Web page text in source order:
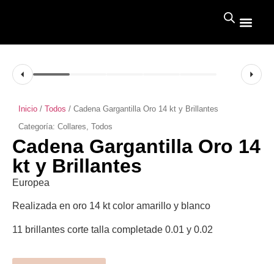
Inicio / Todos / Cadena Gargantilla Oro 14 kt y Brillantes
Categoría: Collares, Todos
Cadena Gargantilla Oro 14
kt y Brillantes
Europea
Realizada en oro 14 kt color amarillo y blanco
11 brillantes corte talla completade 0.01 y 0.02